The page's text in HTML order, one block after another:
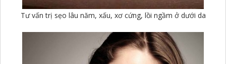
Tư vấn trị sẹo lâu năm, xấu, xơ cứng, lồi ngầm ở dưới da